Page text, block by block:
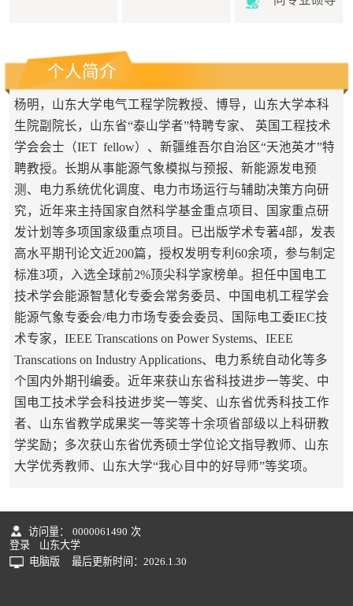
个人简介
杨明，山东大学电气工程学院教授、博导，山东大学本科
生院副院长，山东省“泰山学者”特聘专家、 英国工程技术
学会会士（IET fellow）、新疆维吾尔自治区“天池英才”特
聘教授。长期从事能源气象模拟与预报、新能源发电预
测、电力系统优化调度、电力市场运行与辅助决策方向研
究，近年来主持国家自然科学基金重点项目、国家重点研
发计划等多项国家级重点项目。已出版学术专著4部，发表
高水平期刊论文近200篇，授权发明专利60余项，参与制定
标准3项，入选全球前2%顶尖科学家榜单。担任中国电工
技术学会能源智慧化专委会常务委员、中国电机工程学会
能源气象专委会/电力市场专委会委员、国际电工委IEC技
术专家，IEEE Transcations on Power Systems、IEEE
Transcations on Industry Applications、电力系统自动化等多
个国内外期刊编委。近年来获山东省科技进步一等奖、中
国电工技术学会科技进步奖一等奖、山东省优秀科技工作
者、山东省教学成果奖一等奖等十余项省部级以上科研教
学奖励；多次获山东省优秀硕士学位论文指导教师、山东
大学优秀教师、山东大学“我心目中的好导师”等奖项。
访问量： 0000061490 次
登录
山东大学
电脑版
最后更新时间： 2026.1.30